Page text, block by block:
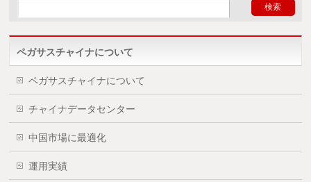
ペガサスチャイナについて
ペガサスチャイナについて
チャイナデータセンター
中国市場に最適化
運用実績